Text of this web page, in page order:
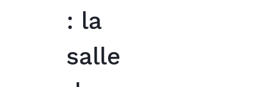
: la
salle